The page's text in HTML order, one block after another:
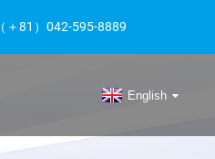
（＋81）042-595-8889
English